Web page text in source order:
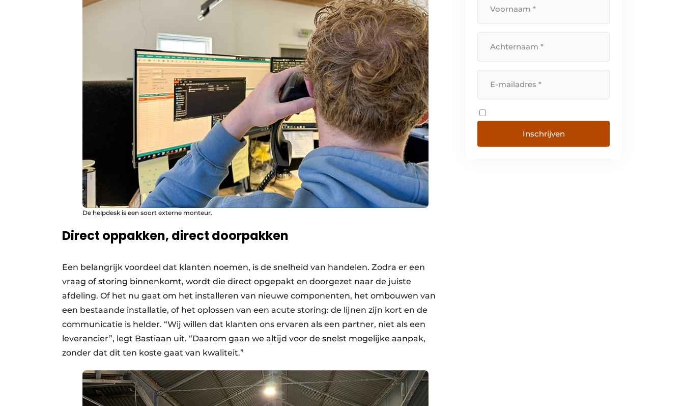
De helpdesk is een soort externe monteur.
Direct oppakken, direct doorpakken
Een belangrijk voordeel dat klanten noemen, is de snelheid van handelen. Zodra er een
vraag of storing binnenkomt, wordt die direct opgepakt en doorgezet naar de juiste
afdeling. Of het nu gaat om het installeren van nieuwe componenten, het ombouwen van
een bestaande installatie, of het oplossen van een acute storing: de lijnen zijn kort en de
communicatie is helder. “Wij willen dat klanten ons ervaren als een partner, niet als een
leverancier”, legt Bastiaan uit. “Daarom gaan we altijd voor de snelst mogelijke aanpak,
zonder dat dit ten koste gaat van kwaliteit.”
Inschrijven